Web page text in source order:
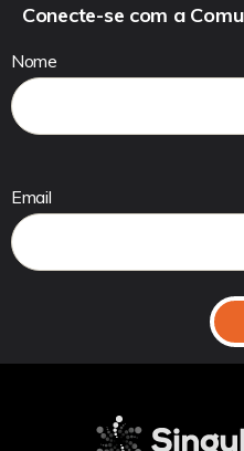
Conecte-se com a
Nome
Email